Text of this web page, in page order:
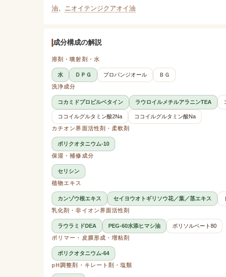
油、 ニオイテンジクアオイ油
成分構成の解説
溶剤・噴射剤・水
水 ＤＰＧ プロパンジオール
ＢＧ
洗浄成分
コカミドプロピルベタイン ラウロイルメチルアラニンTEA
ココイルグルタミン酸2Na
ココイルグルタミン酸Na
カチオン界面活性剤・柔軟剤
ポリクオタニウム-10
保湿・補修成分
セリシン
植物エキス
カンゾウ根エキス セイヨウオトギリソウ花／葉／茎エキス
乳化剤・非イオン界面活性剤
ラウラミドDEA PEG-60水添ヒマシ油
ポリソルベート80
ポリマー・皮膜形成・増粘剤
ポリクオタニウム-64
pH調整剤・キレート剤・塩類